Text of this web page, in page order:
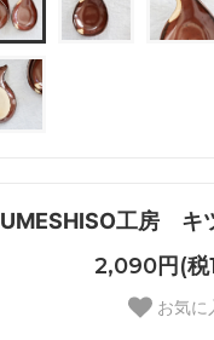
UMESHISO工房
2,090円(税
お気に